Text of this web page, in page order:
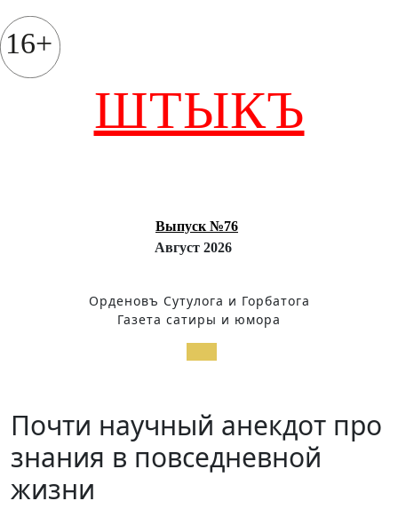
к
содержимому
16+
ШТЫКЪ
Выпуск №76
Август 2026
Орденовъ Сутулога и Горбатога
Газета сатиры и юмора
Открыть
Почти научный анекдот про
знания в повседневной
жизни